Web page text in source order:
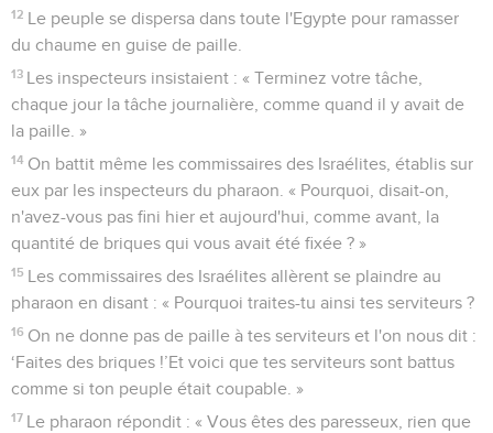
12 Le peuple se dispersa dans toute l'Egypte pour ramasser
du chaume en guise de paille.
13 Les inspecteurs insistaient : « Terminez votre tâche,
chaque jour la tâche journalière, comme quand il y avait de
la paille. »
14 On battit même les commissaires des Israélites, établis sur
eux par les inspecteurs du pharaon. « Pourquoi, disait-on,
n'avez-vous pas fini hier et aujourd'hui, comme avant, la
quantité de briques qui vous avait été fixée ? »
15 Les commissaires des Israélites allèrent se plaindre au
pharaon en disant : « Pourquoi traites-tu ainsi tes serviteurs ?
16 On ne donne pas de paille à tes serviteurs et l'on nous dit :
‘Faites des briques !’Et voici que tes serviteurs sont battus
comme si ton peuple était coupable. »
17 Le pharaon répondit : « Vous êtes des paresseux, rien que